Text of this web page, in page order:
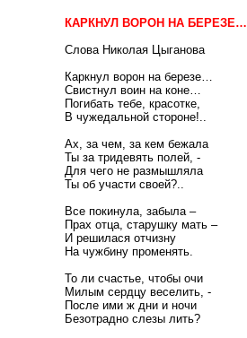
КАРКНУЛ ВОРОН НА БЕРЕЗЕ…
Слова Николая Цыганова
Каркнул ворон на березе…
Свистнул воин на коне…
Погибать тебе, красотке,
В чужедальной стороне!..
Ах, за чем, за кем бежала
Ты за тридевять полей, -
Для чего не размышляла
Ты об участи своей?..
Все покинула, забыла –
Прах отца, старушку мать –
И решилася отчизну
На чужбину променять.
То ли счастье, чтобы очи
Милым сердцу веселить, -
После ими ж дни и ночи
Безотрадно слезы лить?